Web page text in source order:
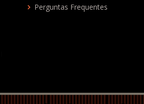
Perguntas Frequentes